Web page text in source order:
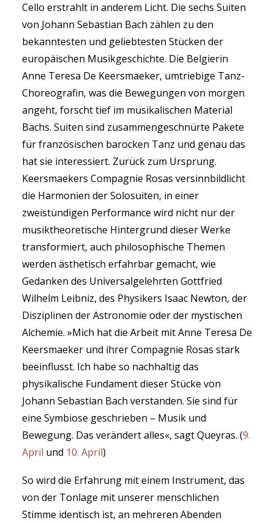
Cello erstrahlt in anderem Licht. Die sechs Suiten
von Johann Sebastian Bach zählen zu den
bekanntesten und geliebtesten Stücken der
europäischen Musikgeschichte. Die Belgierin
Anne Teresa De Keersmaeker, umtriebige Tanz-
Choreografin, was die Bewegungen von morgen
angeht, forscht tief im musikalischen Material
Bachs. Suiten sind zusammengeschnürte Pakete
für französischen barocken Tanz und genau das
hat sie interessiert. Zurück zum Ursprung.
Keersmaekers Compagnie Rosas versinnbildlicht
die Harmonien der Solosuiten, in einer
zweistündigen Performance wird nicht nur der
musiktheoretische Hintergrund dieser Werke
transformiert, auch philosophische Themen
werden ästhetisch erfahrbar gemacht, wie
Gedanken des Universalgelehrten Gottfried
Wilhelm Leibniz, des Physikers Isaac Newton, der
Disziplinen der Astronomie oder der mystischen
Alchemie. »Mich hat die Arbeit mit Anne Teresa De
Keersmaeker und ihrer Compagnie Rosas stark
beeinflusst. Ich habe so nachhaltig das
physikalische Fundament dieser Stücke von
Johann Sebastian Bach verstanden. Sie sind für
eine Symbiose geschrieben – Musik und
Bewegung. Das verändert alles«, sagt Queyras. (9.
April und 10. April)
So wird die Erfahrung mit einem Instrument, das
von der Tonlage mit unserer menschlichen
Stimme identisch ist, an mehreren Abenden